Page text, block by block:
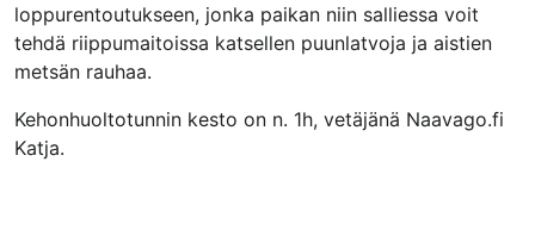
loppurentoutukseen, jonka paikan niin salliessa voit
tehdä riippumaitoissa katsellen puunlatvoja ja aistien
metsän rauhaa.
Kehonhuoltotunnin kesto on n. 1h, vetäjänä Naavago.fi
Katja.